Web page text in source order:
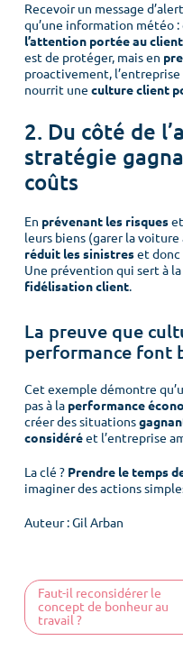
Recevoir un message
qu’une information météo :
l’attention portée au client
est de protéger, mais en
proactivement,
nourrit une culture client
2. Du côté de
stratégie
coûts
En prévenant les risques
leurs biens (garer la voiture
réduit les sinistreset donc
Une prévention qui sert à
fidélisation client.
La preuve que
performance font
Cet exemple démontre
pas à la performance
créer des situations
considéréet l’entreprise
La clé ? Prendre le temps
imaginer des actions
Auteur : Gil Arban
Faut-il reconsidérer le
concept de bonheur au
travail ?